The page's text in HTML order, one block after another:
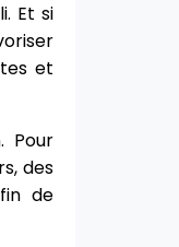
Et si
et
Pour
des
de